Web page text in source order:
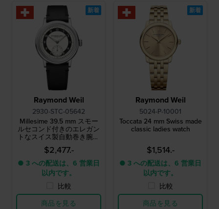
Raymond Weil
2930-STC-05642
Millesime 39.5 mm スモー
ルセコンド付きのエレガン
トなスイス製自動巻き腕時
計
$2,477.-
● 3 への配送は、6 営業日
以内です。
比較
商品を見る
新着
Raymond Weil
5024-P-10001
Toccata 24 mm Swiss made
classic ladies watch
$1,514.-
● 3 への配送は、6 営業日
以内です。
比較
商品を見る
新着